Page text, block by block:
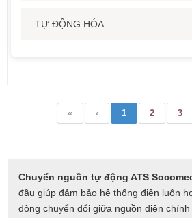
TỰ ĐỘNG HÓA
« ‹ 1 2 3
Chuyển nguồn tự động ATS
đầu giúp đảm bảo hệ thống điện luôn
động chuyển đổi giữa nguồn điện